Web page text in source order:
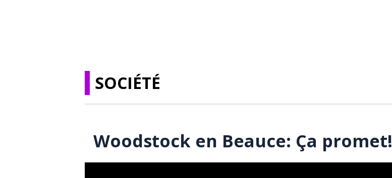
SOCIÉTÉ
Woodstock en Beauce: Ça promet!